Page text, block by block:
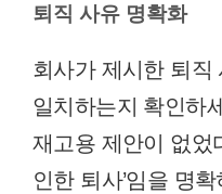
퇴직 사유 명확화
회사가 제시한 퇴직
일치하는지 확인하
재고용 제안이 없었
인한 퇴사’임을 명